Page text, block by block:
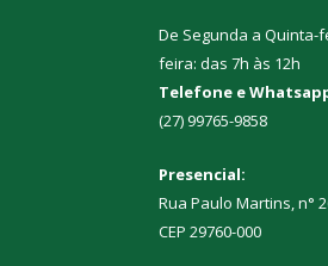
De Segunda a Quinta-
feira: das 7h às 12h
Telefone e
(27) 99765-9858
Presencial:
Rua Paulo Martins, n°
CEP 29760-000